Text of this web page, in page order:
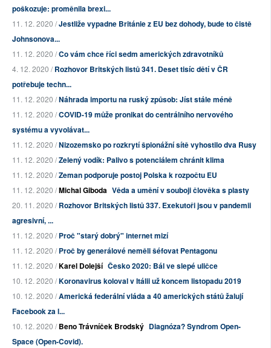
poškozuje: proměnila brexi...
11. 12. 2020 /Jestliže vypadne Británie z EU bez dohody, bude to čistě
Johnsonova...
11. 12. 2020 /Co vám chce říci sedm amerických zdravotníků
4. 12. 2020 /Rozhovor Britských listů 341. Deset tisíc dětí v ČR
potřebuje techn...
11. 12. 2020 /Náhrada importu na ruský způsob: Jíst stále méně
11. 12. 2020 /COVID-19 může pronikat do centrálního nervového
systému a vyvolávat...
11. 12. 2020 /Nizozemsko po rozkrytí špionážní sítě vyhostilo dva Rusy
11. 12. 2020 /Zelený vodík: Palivo s potenciálem chránit klima
11. 12. 2020 /Zeman podporuje postoj Polska k rozpočtu EU
11. 12. 2020 /Michal Giboda Věda a umění v souboji člověka s plasty
20. 11. 2020 /Rozhovor Britských listů 337. Exekutoři jsou v pandemii
agresivní, ...
11. 12. 2020 /Proč "starý dobrý" internet mizí
11. 12. 2020 /Proč by generálové neměli šéfovat Pentagonu
11. 12. 2020 /Karel Dolejší Česko 2020: Bál ve slepé uličce
10. 12. 2020 /Koronavirus koloval v Itálii už koncem listopadu 2019
10. 12. 2020 /Americká federální vláda a 40 amerických států žalují
Facebook za l...
10. 12. 2020 /Beno Trávníček Brodský Diagnóza? Syndrom Open-
Space (Open-Covid).